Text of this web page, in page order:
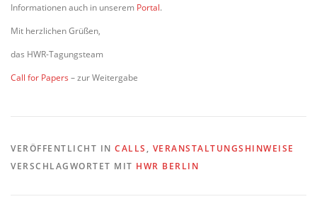
Informationen auch in unserem Portal.
Mit herzlichen Grüßen,
das HWR-Tagungsteam
Call for Papers – zur Weitergabe
VERÖFFENTLICHT IN CALLS , VERANSTALTUNGSHINWEISE
VERSCHLAGWORTET MIT HWR BERLIN